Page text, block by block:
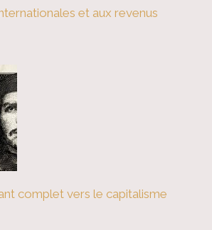
et aux revenus
complet vers le capitalisme